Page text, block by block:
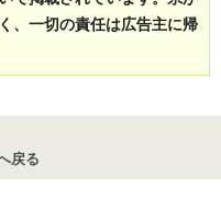
、一切の責任は広告主に帰
戻る